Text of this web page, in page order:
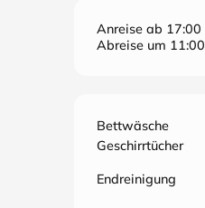
Anreise ab 17:00
Abreise um 11:00
Bettwäsche
Geschirrtücher
Endreinigung